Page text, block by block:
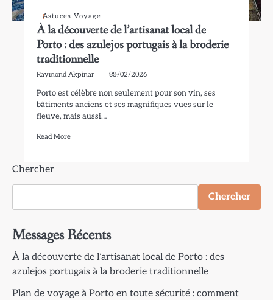
Astuces Voyage
À la découverte de l’artisanat local de
Porto : des azulejos portugais à la broderie
traditionnelle
Raymond Akpinar 08/02/2026
Porto est célèbre non seulement pour son vin, ses
bâtiments anciens et ses magnifiques vues sur le
fleuve, mais aussi…
Read More
Chercher
Chercher
Messages Récents
À la découverte de l’artisanat local de Porto : des
azulejos portugais à la broderie traditionnelle
Plan de voyage à Porto en toute sécurité : comment